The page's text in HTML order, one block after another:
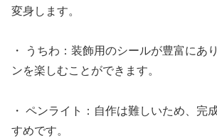
変身します。
・ うちわ：装飾用のシールが豊富にあ
ンを楽しむことができます。
・ ペンライト：自作は難しいため、完
すめです。